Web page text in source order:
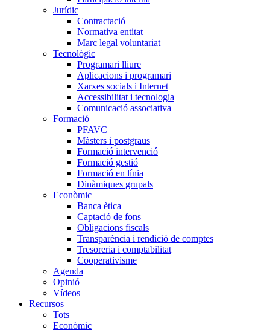
Jurídic
Contractació
Normativa entitat
Marc legal voluntariat
Tecnològic
Programari lliure
Aplicacions i programari
Xarxes socials i Internet
Accessibilitat i tecnologia
Comunicació associativa
Formació
PFAVC
Màsters i postgraus
Formació intervenció
Formació gestió
Formació en línia
Dinàmiques grupals
Econòmic
Banca ètica
Captació de fons
Obligacions fiscals
Transparència i rendició de comptes
Tresoreria i comptabilitat
Cooperativisme
Agenda
Opinió
Vídeos
Recursos
Tots
Econòmic